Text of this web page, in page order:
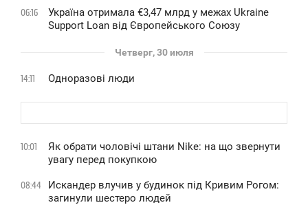
06:16
Україна отримала €3,47 млрд у межах Ukraine
Support Loan від Європейського Союзу
Четверг, 30 июля
14:11 Одноразові люди
10:01
Як обрати чоловічі штани Nike: на що звернути
увагу перед покупкою
08:44
Искандер влучив у будинок під Кривим Рогом:
загинули шестеро людей